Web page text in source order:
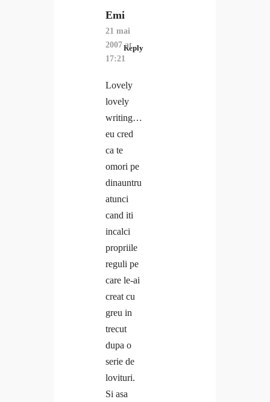
Emi
21 mai
2007 at
17:21
Reply
Lovely
lovely
writing…
eu cred
ca te
omori pe
dinauntru
atunci
cand iti
incalci
propriile
reguli pe
care le-ai
creat cu
greu in
trecut
dupa o
serie de
lovituri.
Si asa